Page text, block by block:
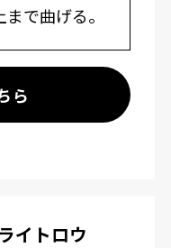
で曲げる。
ら
イトロウ